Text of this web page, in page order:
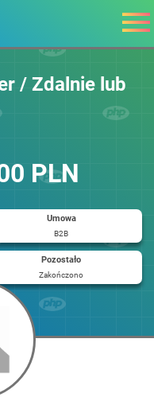
/ Zdalnie lub
PLN
Umowa
B2B
Pozostało
Zakończono